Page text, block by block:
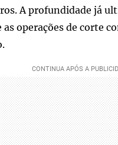
A profundidade já
as operações de corte